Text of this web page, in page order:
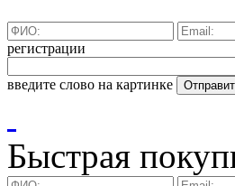
регистрации
введите слово на картинке
Быстрая